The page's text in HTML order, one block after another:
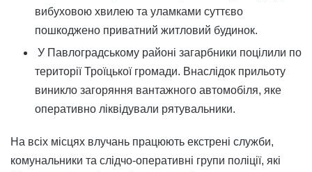
вибуховою хвилею та уламками суттєво
пошкоджено приватний житловий будинок.
У Павлоградському районі загарбники поцілили по
території Троїцької громади. Внаслідок прильоту
виникло загоряння вантажного автомобіля, яке
оперативно ліквідували рятувальники.
На всіх місцях влучань працюють екстрені служби,
комунальники та слідчо-оперативні групи поліції, які